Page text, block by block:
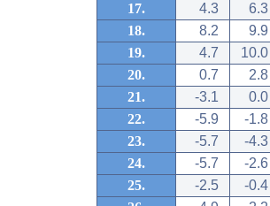
17.
4.3
6.3
18.
8.2
9.9
19.
4.7
10.0
20.
0.7
2.8
21.
-3.1
0.0
22.
-5.9
-1.8
23.
-5.7
-4.3
24.
-5.7
-2.6
25.
-2.5
-0.4